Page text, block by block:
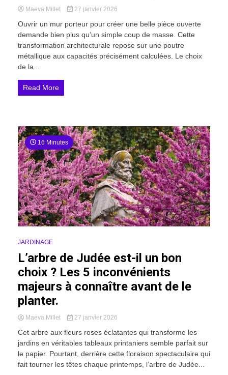
Maeva Millet 27 janvier 2026
Ouvrir un mur porteur pour créer une belle pièce ouverte
demande bien plus qu’un simple coup de masse. Cette
transformation architecturale repose sur une poutre
métallique aux capacités précisément calculées. Le choix
de la...
Read More
16 Minutes
JARDINAGE
L’arbre de Judée est-il un bon
choix ? Les 5 inconvénients
majeurs à connaître avant de le
planter.
Maeva Millet 27 janvier 2026
Cet arbre aux fleurs roses éclatantes qui transforme les
jardins en véritables tableaux printaniers semble parfait sur
le papier. Pourtant, derrière cette floraison spectaculaire qui
fait tourner les têtes chaque printemps, l’arbre de Judée...